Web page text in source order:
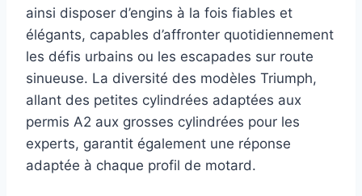
ainsi disposer d’engins à la fois fiables et
élégants, capables d’affronter quotidiennement
les défis urbains ou les escapades sur route
sinueuse. La diversité des modèles Triumph,
allant des petites cylindrées adaptées aux
permis A2 aux grosses cylindrées pour les
experts, garantit également une réponse
adaptée à chaque profil de motard.